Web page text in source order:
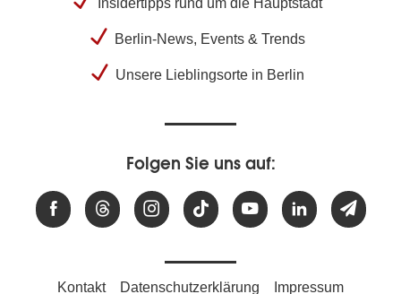
Insidertipps rund um die Hauptstadt
Berlin-News, Events & Trends
Unsere Lieblingsorte in Berlin
Folgen Sie uns auf:
Kontakt Datenschutzerklärung Impressum